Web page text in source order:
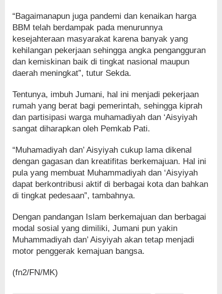
“Bagaimanapun juga pandemi dan kenaikan harga
BBM telah berdampak pada menurunnya
kesejahteraan masyarakat karena banyak yang
kehilangan pekerjaan sehingga angka pengangguran
dan kemiskinan baik di tingkat nasional maupun
daerah meningkat”, tutur Sekda.
Tentunya, imbuh Jumani, hal ini menjadi pekerjaan
rumah yang berat bagi pemerintah, sehingga kiprah
dan partisipasi warga muhamadiyah dan ‘Aisyiyah
sangat diharapkan oleh Pemkab Pati.
“Muhamadiyah dan’ Aisyiyah cukup lama dikenal
dengan gagasan dan kreatifitas berkemajuan. Hal ini
pula yang membuat Muhammadiyah dan ‘Aisyiyah
dapat berkontribusi aktif di berbagai kota dan bahkan
di tingkat pedesaan”, tambahnya.
Dengan pandangan Islam berkemajuan dan berbagai
modal sosial yang dimiliki, Jumani pun yakin
Muhammadiyah dan’ Aisyiyah akan tetap menjadi
motor penggerak kemajuan bangsa.
(fn2/FN/MK)